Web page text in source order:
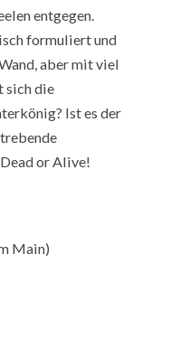
entgegen.
formuliert und
aber mit viel
sich die
Ist es der
or Alive!
Main)